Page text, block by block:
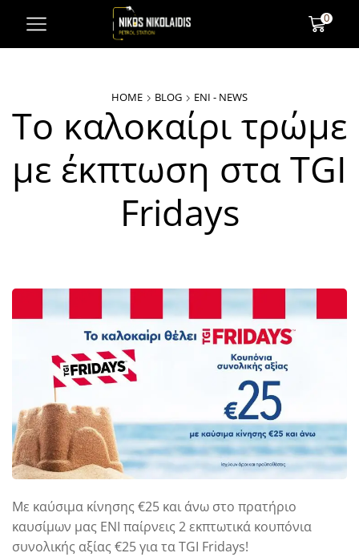
0
HOME BLOG ENI - NEWS
Το καλοκαίρι τρώμε
με έκπτωση στα TGI
Fridays
Με καύσιμα κίνησης €25 και άνω στο πρατήριο
καυσίμων μας ΕΝΙ παίρνεις 2 εκπτωτικά κουπόνια
συνολικής αξίας €25 για τα TGI Fridays!